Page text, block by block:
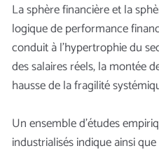
La sphère financière et la
logique de performance
conduit à l’hypertrophie du
des salaires réels, la montée
hausse de la fragilité
Un ensemble d’études
industrialisés indique ainsi